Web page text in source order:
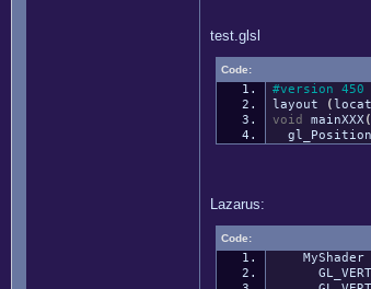
test.glsl
Code:
#version 450
layout
(
void
mainXXX(
gl_Position
Lazarus:
Code:
MyShader